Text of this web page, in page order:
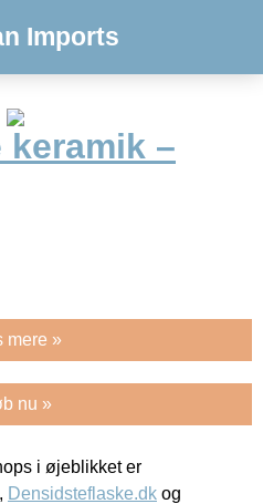
Imports
–
mere »
nu »
i øjeblikket er
, Densidsteflaske.dk og